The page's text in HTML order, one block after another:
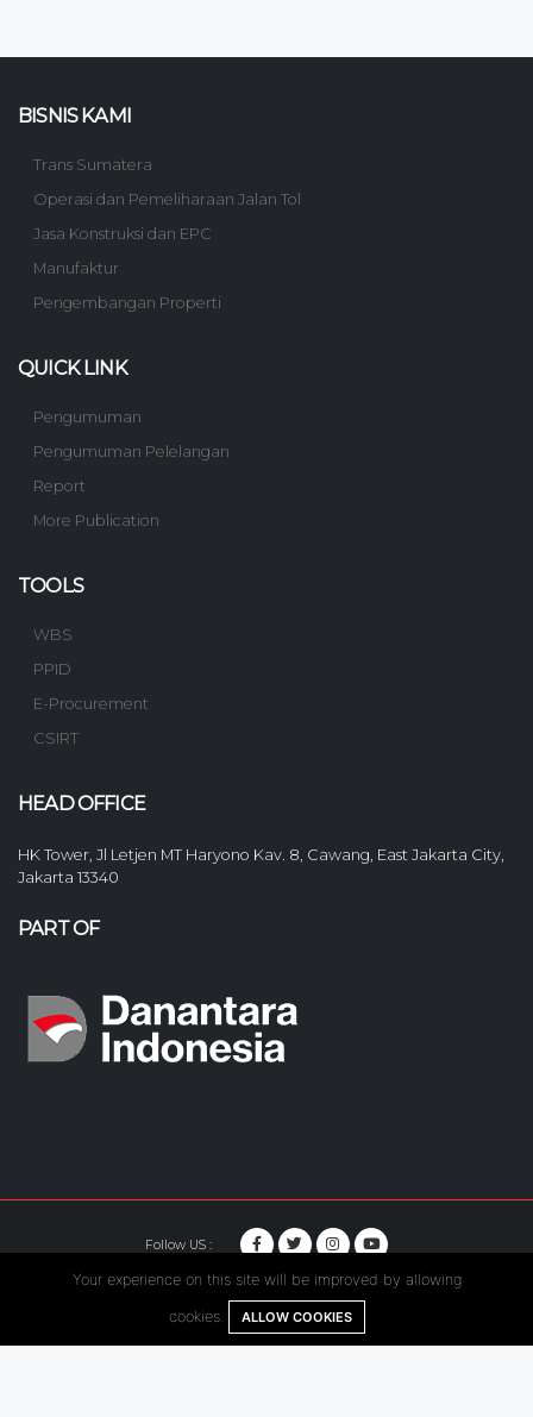
BISNIS KAMI
Trans Sumatera
Operasi dan Pemeliharaan Jalan Tol
Jasa Konstruksi dan EPC
Manufaktur
Pengembangan Properti
QUICK LINK
Pengumuman
Pengumuman Pelelangan
Report
More Publication
TOOLS
WBS
PPID
E-Procurement
CSIRT
HEAD OFFICE
HK Tower, Jl Letjen MT Haryono Kav. 8, Cawang, East Jakarta City,
Jakarta 13340
PART OF
Follow US :
© Copyright 2020. Hutama Karya All Rights Reserved.
Your experience on this site will be improved by allowing
cookies. ALLOW COOKIES